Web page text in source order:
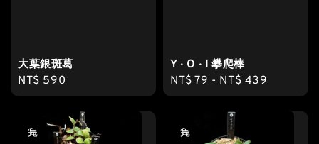
大葉銀斑葛
Regular
price
NT$ 590
Y ‧ O ‧ I 攀爬棒
Regular
price
NT$ 79 - NT$ 439